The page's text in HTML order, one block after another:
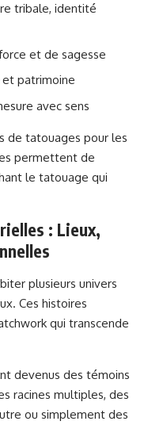
tribale, identité
et de sagesse
patrimoine
avec sens
de tatouages pour les
permettent de
le tatouage qui
: Lieux,
plusieurs univers
Ces histoires
qui transcende
devenus des témoins
racines multiples, des
ou simplement des